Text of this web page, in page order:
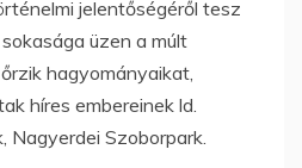
jelentőségéről tesz
üzen a múlt
hagyományaikat,
híres embereinek ld.
Nagyerdei Szoborpark.